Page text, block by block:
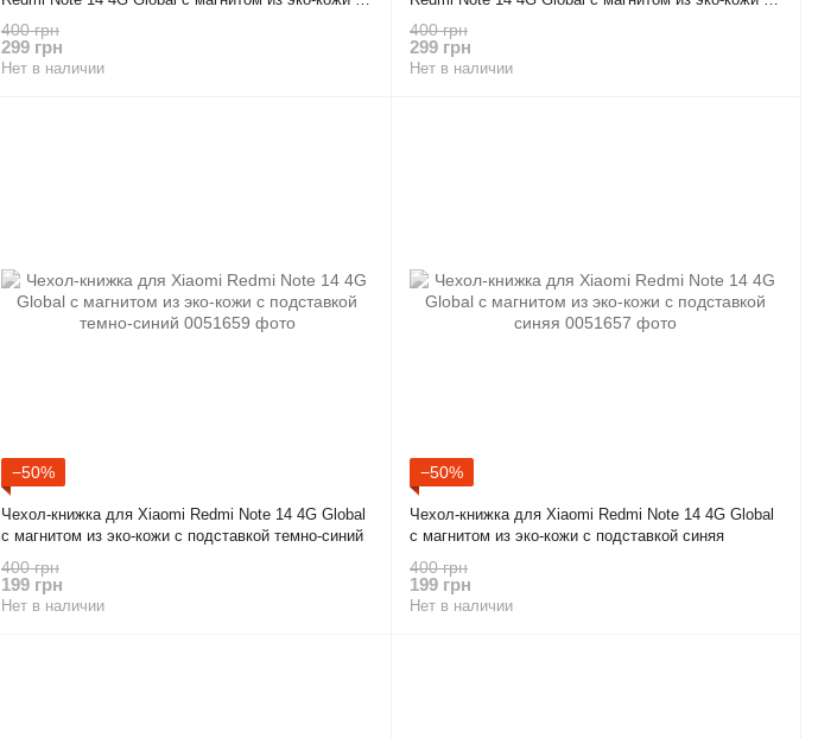
подставкой черная
400 грн
299 грн
Нет в наличии
подставкой бордовая
400 грн
299 грн
Нет в наличии
−50%
Чехол-книжка для Xiaomi Redmi Note 14 4G Global
с магнитом из эко-кожи с подставкой темно-синий
400 грн
199 грн
Нет в наличии
−50%
Чехол-книжка для Xiaomi Redmi Note 14 4G Global
с магнитом из эко-кожи с подставкой синяя
400 грн
199 грн
Нет в наличии